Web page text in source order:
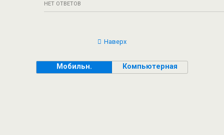
НЕТ ОТВЕТОВ
Наверх
Мобильн. Компьютерная